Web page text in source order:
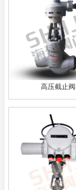
高压截止阀